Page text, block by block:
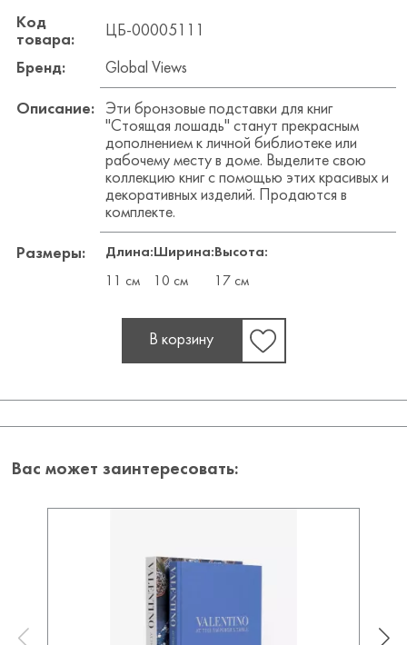
Код
товара:
ЦБ-00005111
Бренд: Global Views
Описание:
Эти бронзовые подставки для книг
"Стоящая лошадь" станут прекрасным
дополнением к личной библиотеке или
рабочему месту в доме. Выделите свою
коллекцию книг с помощью этих красивых и
декоративных изделий. Продаются в
комплекте.
Размеры:
Длина:
11 см
Ширина:
10 см
Высота:
17 см
В корзину
Вас может заинтересовать: